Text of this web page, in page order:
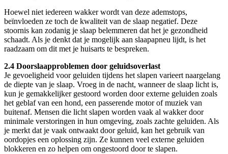
Hoewel niet iedereen wakker wordt van deze ademstops,
beïnvloeden ze toch de kwaliteit van de slaap negatief. Deze
stoornis kan zodanig je slaap belemmeren dat het je gezondheid
schaadt. Als je denkt dat je mogelijk aan slaapapneu lijdt, is het
raadzaam om dit met je huisarts te bespreken.
2.4 Doorslaapproblemen door geluidsoverlast
Je gevoeligheid voor geluiden tijdens het slapen varieert naargelang
de diepte van je slaap. Vroeg in de nacht, wanneer de slaap licht is,
kun je gemakkelijker gestoord worden door externe geluiden zoals
het geblaf van een hond, een passerende motor of muziek van
buitenaf. Mensen die licht slapen worden vaak al wakker door
minimale verstoringen in hun omgeving, zoals zachte geluiden. Als
je merkt dat je vaak ontwaakt door geluid, kan het gebruik van
oordopjes een oplossing zijn. Ze kunnen veel externe geluiden
blokkeren en zo helpen om ongestoord door te slapen.